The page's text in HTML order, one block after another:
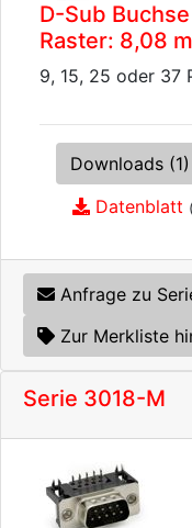
D-Sub
Raster: 8,08
9, 15, 25 oder 37
Downloads (1)
Datenblatt
Anfrage zu
Zur Merkliste
Serie 3018-M